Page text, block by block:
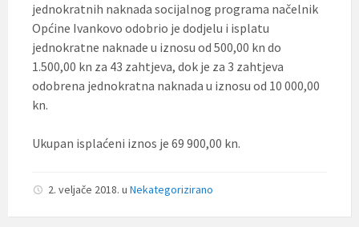
jednokratnih naknada socijalnog programa načelnik
Općine Ivankovo odobrio je dodjelu i isplatu
jednokratne naknade u iznosu od 500,00 kn do
1.500,00 kn za 43 zahtjeva, dok je za 3 zahtjeva
odobrena jednokratna naknada u iznosu od 10 000,00
kn.
Ukupan isplaćeni iznos je 69 900,00 kn.
2. veljače 2018. u Nekategorizirano